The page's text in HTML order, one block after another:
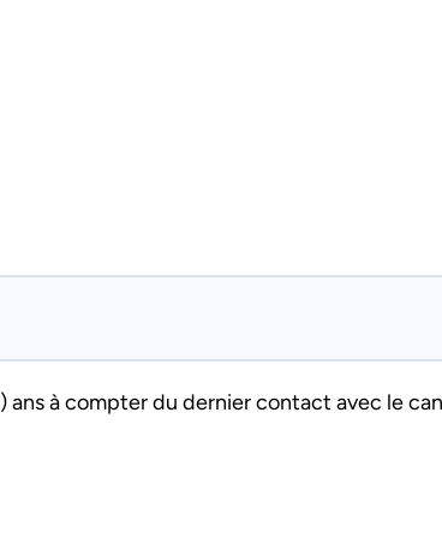
ans à compter du dernier contact avec le